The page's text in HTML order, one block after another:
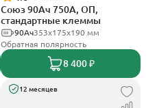
Союз 90Ач 750А, ОП,
стандартные клеммы
353x175x190 мм
90Ач
Обратная полярность
8 400 ₽
12 месяцев